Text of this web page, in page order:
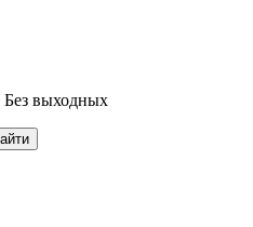
Без выходных